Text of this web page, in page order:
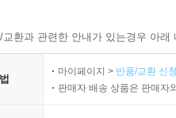
환과 관련한 안내가 있는경우 아
마이페이지 > 반품/교환 신
판매자 배송 상품은 판매자